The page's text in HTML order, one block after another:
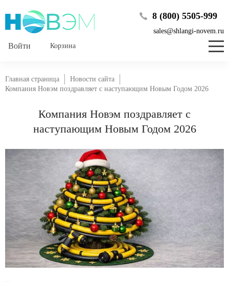
8 (800) 5505-999
sales@shlangi-novem.ru
Корзина
Главная страница
Новости сайта
Компания Новэм поздравляет с наступающим Новым Годом 2026
Компания Новэм поздравляет с
наступающим Новым Годом 2026